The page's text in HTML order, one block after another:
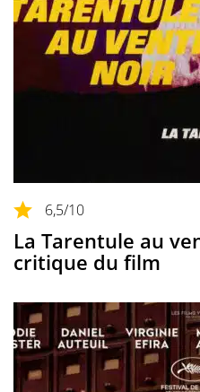
6,5/10
La Tarentule au
critique du film